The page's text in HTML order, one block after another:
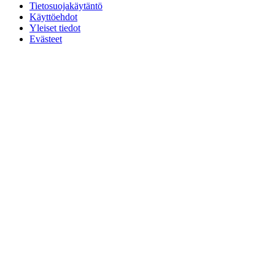
Tietosuojakäytäntö
Käyttöehdot
Yleiset tiedot
Evästeet